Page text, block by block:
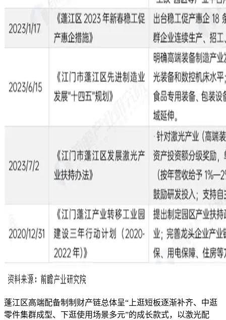
蓬江区高端配备制制财产链总体呈“上逛短板逐渐补齐、中逛
零件集群成型、下逛使用场景多元”的成长款式，以激光配